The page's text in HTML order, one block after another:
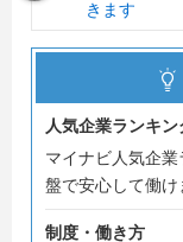
選ばれました！
当社は人々が生
「住」を支えてい
の社員が携わった
人気企業ランキン
マイナビ人気企
盤で安心して働け
制度・働き方